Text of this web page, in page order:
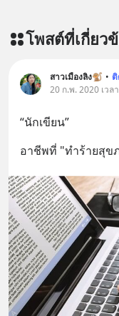
ส
เ
ผ
ห
โพสต์ที่เกี่ยว
สาวเมืองลิง🐒 •
20 ก.พ. 2020 เวล
“นักเขียน”
อาชีพที่ "ทำร้ายสุข